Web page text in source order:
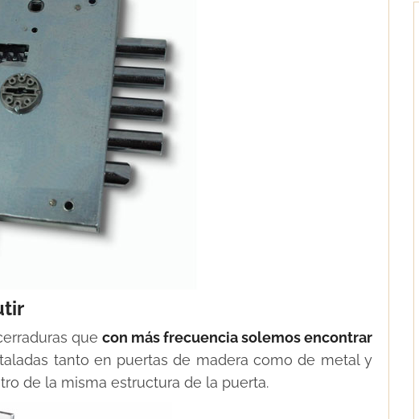
que con más frecuencia solemos encontrar
tanto en puertas de madera como de metal y
de la misma estructura de la puerta.